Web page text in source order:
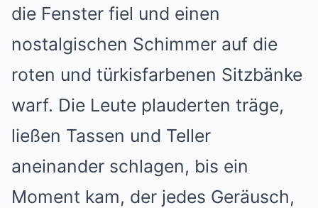
die Fenster fiel und einen
nostalgischen Schimmer auf die
roten und türkisfarbenen Sitzbänke
warf. Die Leute plauderten träge,
ließen Tassen und Teller
aneinander schlagen, bis ein
Moment kam, der jedes Geräusch,